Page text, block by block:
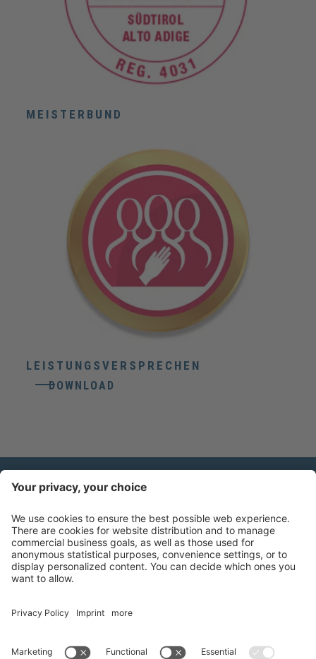
MEISTERBUND
LEISTUNGSVERSPRECHEN
DOWNLOAD
Weico Maschinen- & Metallbau Gmbh
Gewerbezone Ziggler 4
39040 Feldthurns
(BZ)
T+39 0472 857800
info@weico.it